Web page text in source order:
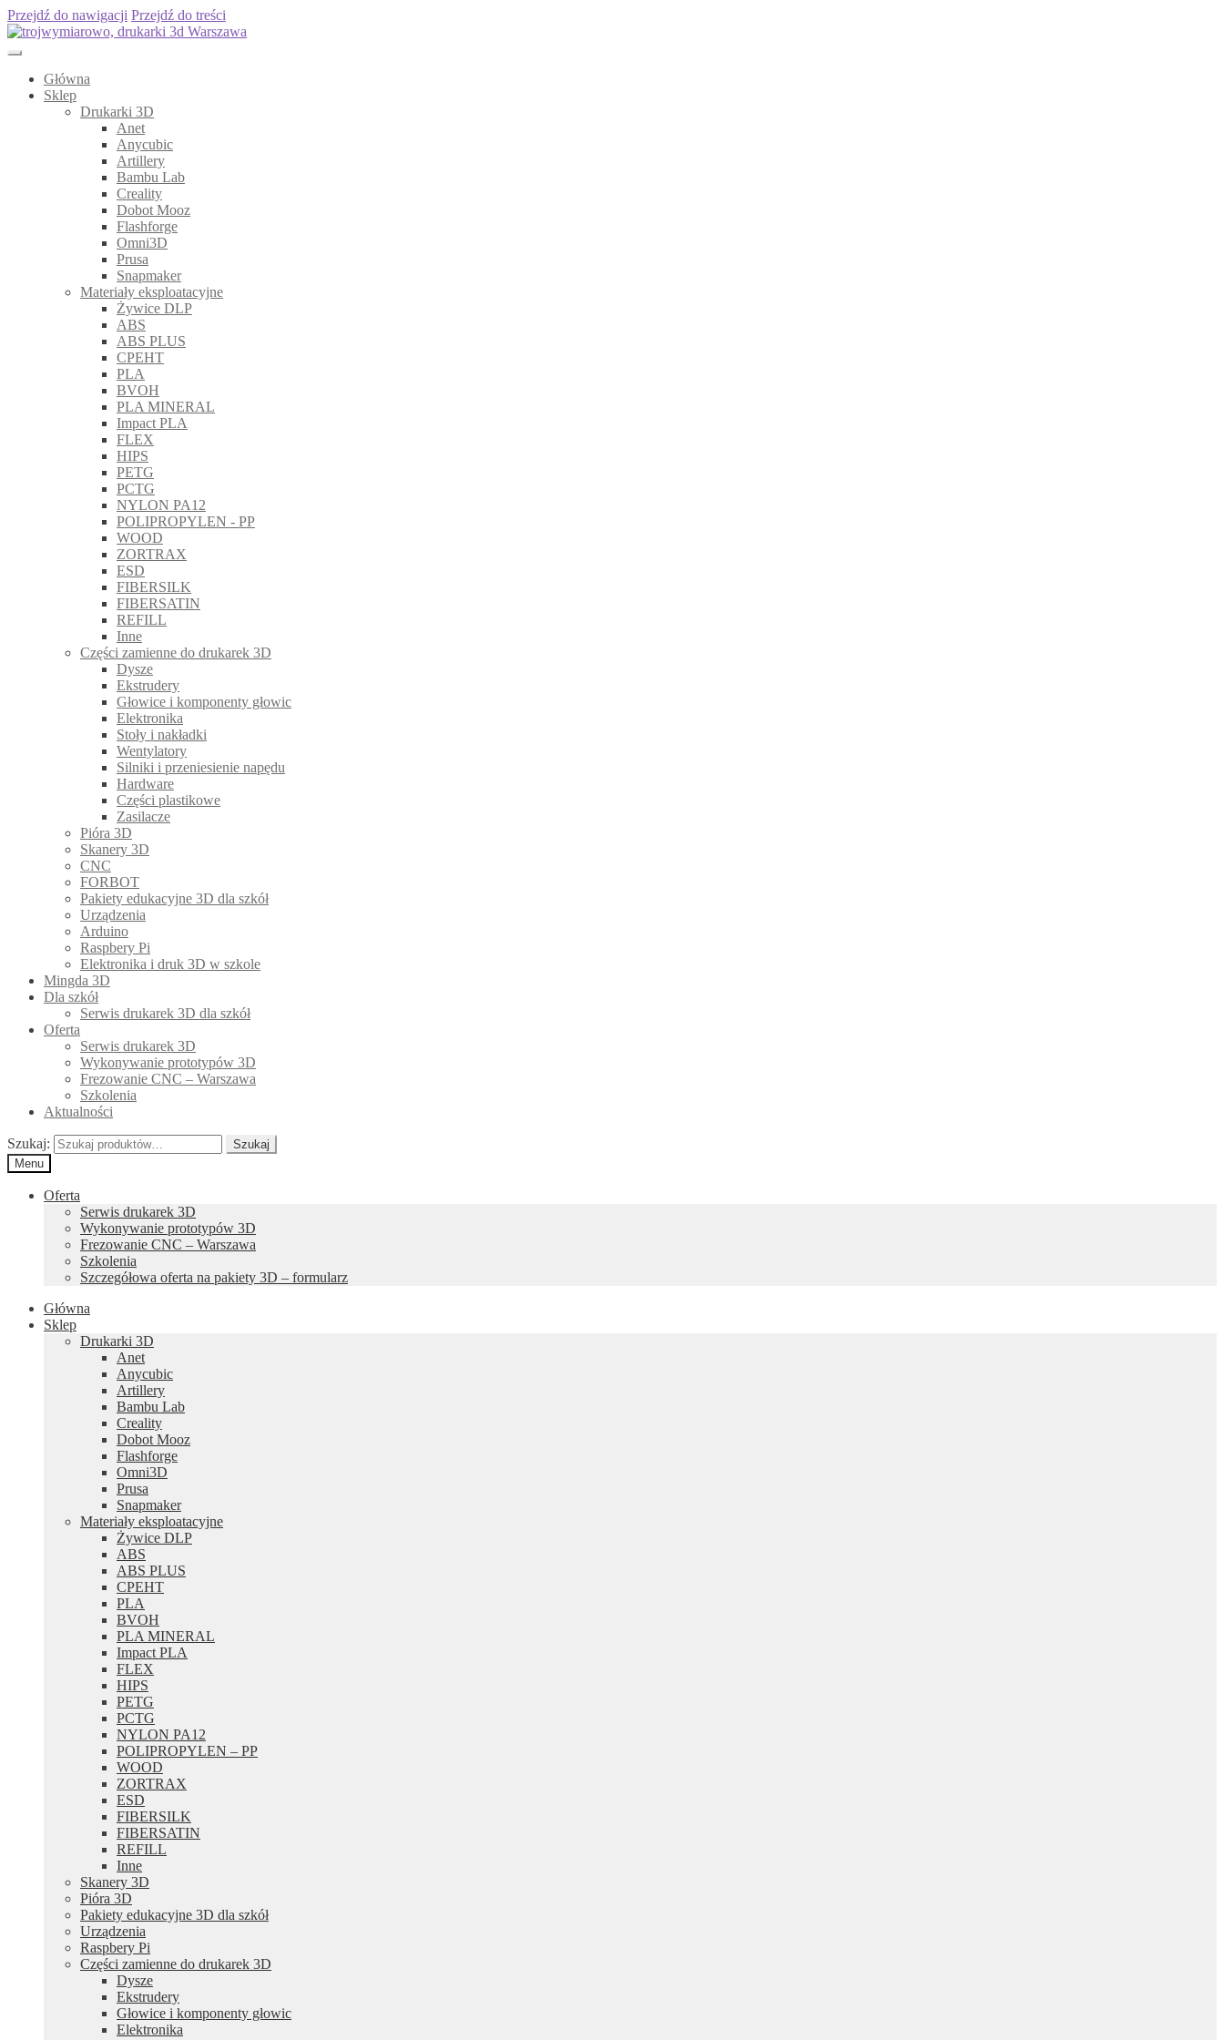
Przejdź do nawigacji Przejdź do treści
Główna
Sklep
Drukarki 3D
Anet
Anycubic
Artillery
Bambu Lab
Creality
Dobot Mooz
Flashforge
Omni3D
Prusa
Snapmaker
Materiały eksploatacyjne
Żywice DLP
ABS
ABS PLUS
CPEHT
PLA
BVOH
PLA MINERAL
Impact PLA
FLEX
HIPS
PETG
PCTG
NYLON PA12
POLIPROPYLEN - PP
WOOD
ZORTRAX
ESD
FIBERSILK
FIBERSATIN
REFILL
Inne
Części zamienne do drukarek 3D
Dysze
Ekstrudery
Głowice i komponenty głowic
Elektronika
Stoły i nakładki
Wentylatory
Silniki i przeniesienie napędu
Hardware
Części plastikowe
Zasilacze
Pióra 3D
Skanery 3D
CNC
FORBOT
Pakiety edukacyjne 3D dla szkół
Urządzenia
Arduino
Raspbery Pi
Elektronika i druk 3D w szkole
Mingda 3D
Dla szkół
Serwis drukarek 3D dla szkół
Oferta
Serwis drukarek 3D
Wykonywanie prototypów 3D
Frezowanie CNC – Warszawa
Szkolenia
Aktualności
Szukaj:
Szukaj
Menu
Oferta
Serwis drukarek 3D
Wykonywanie prototypów 3D
Frezowanie CNC – Warszawa
Szkolenia
Szczegółowa oferta na pakiety 3D – formularz
Główna
Sklep
Drukarki 3D
Anet
Anycubic
Artillery
Bambu Lab
Creality
Dobot Mooz
Flashforge
Omni3D
Prusa
Snapmaker
Materiały eksploatacyjne
Żywice DLP
ABS
ABS PLUS
CPEHT
PLA
BVOH
PLA MINERAL
Impact PLA
FLEX
HIPS
PETG
PCTG
NYLON PA12
POLIPROPYLEN – PP
WOOD
ZORTRAX
ESD
FIBERSILK
FIBERSATIN
REFILL
Inne
Skanery 3D
Pióra 3D
Pakiety edukacyjne 3D dla szkół
Urządzenia
Raspbery Pi
Części zamienne do drukarek 3D
Dysze
Ekstrudery
Głowice i komponenty głowic
Elektronika